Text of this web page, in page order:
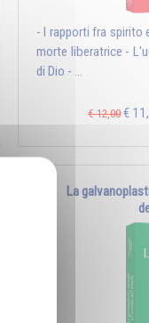
- I rapporti fra spirito
morte liberatrice -
di Dio - ...
€ 12,00 €
La